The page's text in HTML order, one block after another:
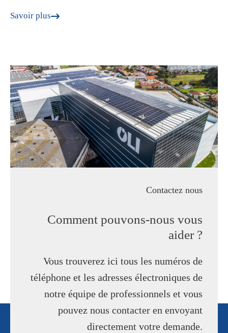
Savoir plus
Contactez nous
Comment pouvons-nous vous
aider ?
Vous trouverez ici tous les numéros de
téléphone et les adresses électroniques de
notre équipe de professionnels et vous
pouvez nous contacter en envoyant
directement votre demande.